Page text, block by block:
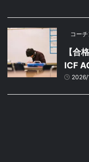
コー
【合
ICF
2026/